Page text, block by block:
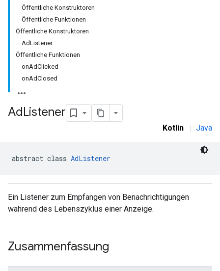
Öffentliche Konstruktoren
Öffentliche Funktionen
Öffentliche Konstruktoren
AdListener
Öffentliche Funktionen
onAdClicked
onAdClosed
AdListener
Kotlin | Java
abstract class AdListener
Ein Listener zum Empfangen von Benachrichtigungen
während des Lebenszyklus einer Anzeige.
Zusammenfassung